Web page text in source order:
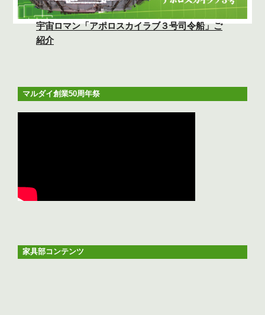
宇宙ロマン「アポロスカイラブ３号司令船」ご
紹介
マルダイ創業50周年祭
家具部コンテンツ